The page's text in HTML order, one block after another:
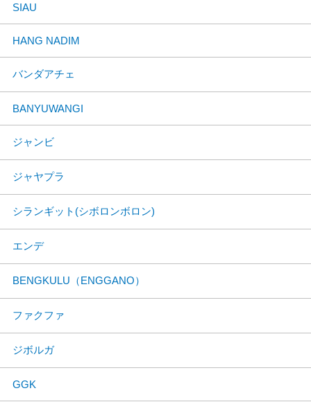
SIAU
HANG NADIM
バンダアチェ
BANYUWANGI
ジャンビ
ジャヤプラ
シランギット(シボロンボロン)
エンデ
BENGKULU（ENGGANO）
ファクファ
ジボルガ
GGK